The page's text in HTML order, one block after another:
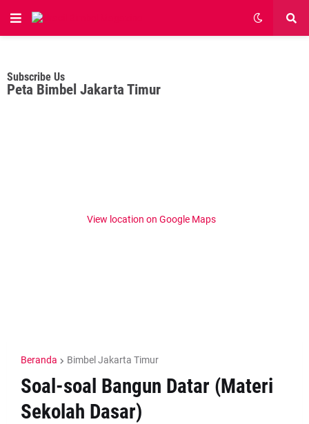
Subscribe Us
Peta Bimbel Jakarta Timur
View location on Google Maps
Beranda Bimbel Jakarta Timur
Soal-soal Bangun Datar (Materi
Sekolah Dasar)